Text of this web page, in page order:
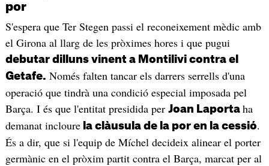
por
S'espera que Ter Stegen passi el reconeixement mèdic amb
el Girona al llarg de les pròximes hores i que pugui
debutar dilluns vinent a Montilivi contra el
Getafe. Només falten tancar els darrers serrells d'una
operació que tindrà una condició especial imposada pel
Barça. I és que l'entitat presidida per Joan Laporta ha
demanat inclourela clàusula de la por en la cessió.
És a dir, que si l'equip de Míchel decideix alinear el porter
germànic en el pròxim partit contra el Barça, marcat per al